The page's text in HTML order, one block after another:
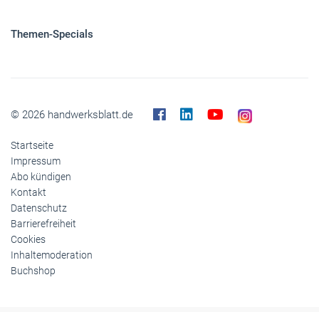
Themen-Specials
© 2026 handwerksblatt.de
Startseite
Impressum
Abo kündigen
Kontakt
Datenschutz
Barrierefreiheit
Cookies
Inhaltemoderation
Buchshop